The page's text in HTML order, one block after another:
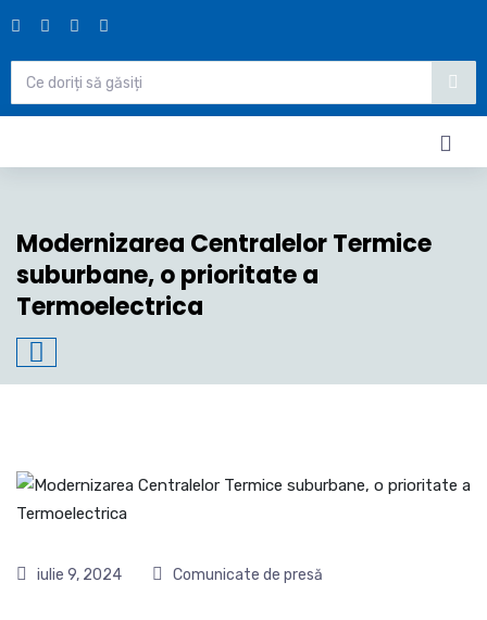
Modernizarea Centralelor Termice
suburbane, o prioritate a
Termoelectrica
iulie 9, 2024 Comunicate de presă